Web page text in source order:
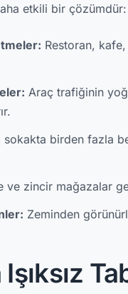
etkili bir çözümdür:
Restoran,
Araç trafiğinin
sokakta birden fazla
ve zincir mağazalar
Zeminden